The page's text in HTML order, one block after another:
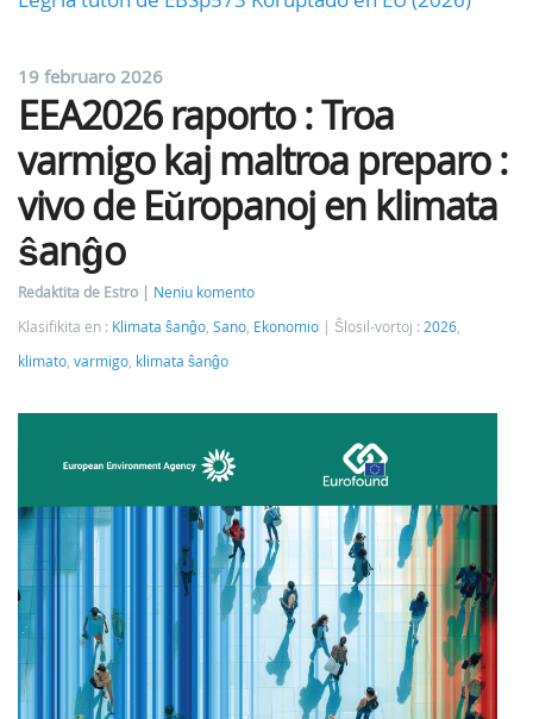
19 februaro 2026
EEA2026 raporto : Troa
varmigo kaj maltroa preparo :
vivo de Eŭropanoj en klimata
ŝanĝo
Redaktita de Estro
Neniu komento
Klasifikita en : Klimata ŝanĝo Sano Ekonomio Ŝlosil-vortoj : 2026
klimato varmigo klimata ŝanĝo